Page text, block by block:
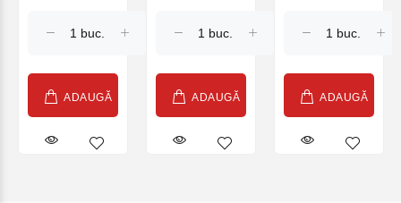
(indicat preț
ADAUGĂ
(indicat preț
ADAUGĂ
Altanza Jabugo
pentru kg)
ADAUGĂ